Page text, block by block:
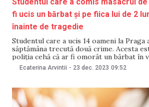
Studentul care a comis masacrul
fi ucis un bărbat și pe fiica lui de 2
înainte de tragedie
Studentul care a ucis 14 oameni la Praga
săptămâna trecută două crime. Acesta
poliția cehă că ar fi omorât un bărbat în
și pe fiica sa de doar două luni, într-o
Ecaterina Arvintii - 23 dec. 2023 09:52